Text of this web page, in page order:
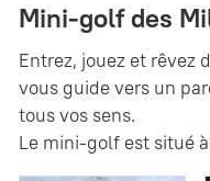
Mini-golf des
Entrez, jouez et rêvez
vous guide vers un
tous vos sens.
Le mini-golf est situé